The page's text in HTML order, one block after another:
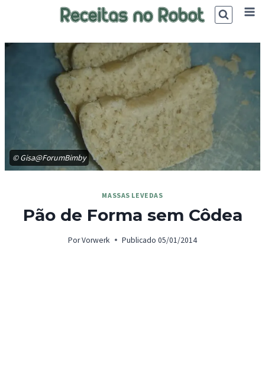
© Gisa@ForumBimby
MASSAS LEVEDAS
Pão de Forma sem Côdea
PorVorwerk Publicado 05/01/2014